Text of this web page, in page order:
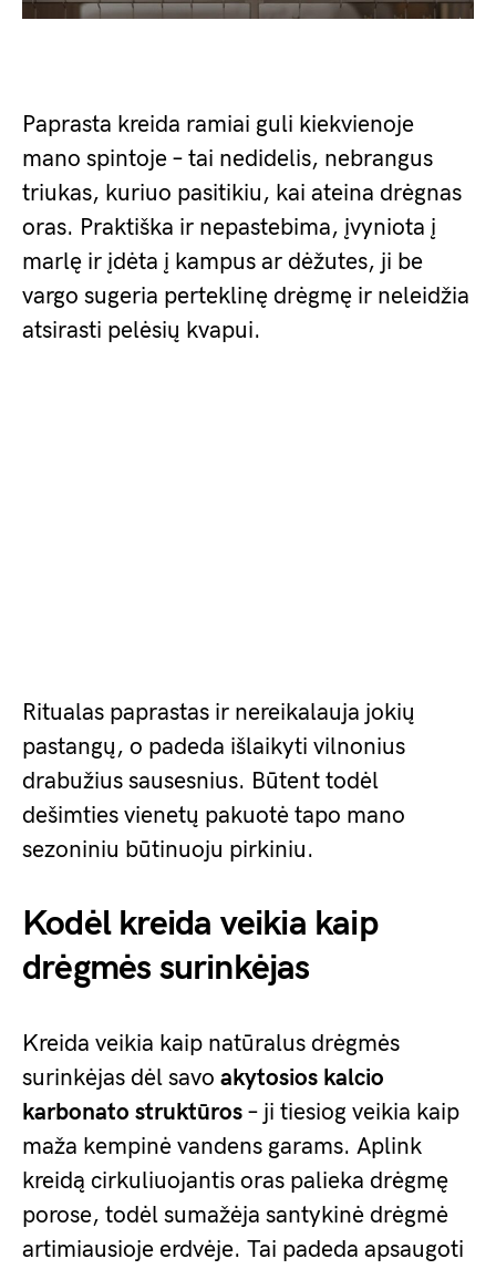
Paprasta kreida ramiai guli kiekvienoje
mano spintoje – tai nedidelis, nebrangus
triukas, kuriuo pasitikiu, kai ateina drėgnas
oras. Praktiška ir nepastebima, įvyniota į
marlę ir įdėta į kampus ar dėžutes, ji be
vargo sugeria perteklinę drėgmę ir neleidžia
atsirasti pelėsių kvapui.
Ritualas paprastas ir nereikalauja jokių
pastangų, o padeda išlaikyti vilnonius
drabužius sausesnius. Būtent todėl
dešimties vienetų pakuotė tapo mano
sezoniniu būtinuoju pirkiniu.
Kodėl kreida veikia kaip
drėgmės surinkėjas
Kreida veikia kaip natūralus drėgmės
surinkėjas dėl savo akytosios kalcio
karbonato struktūros – ji tiesiog veikia kaip
maža kempinė vandens garams. Aplink
kreidą cirkuliuojantis oras palieka drėgmę
porose, todėl sumažėja santykinė drėgmė
artimiausioje erdvėje. Tai padeda apsaugoti